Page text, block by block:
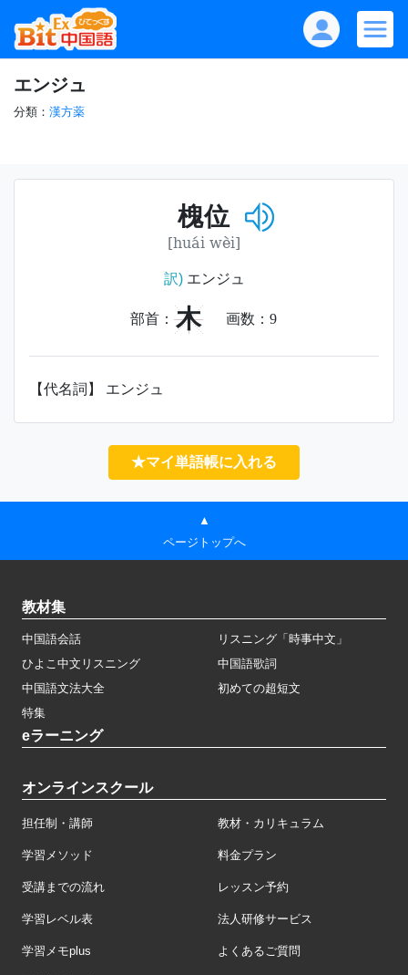
エンジュ
分類： 漢方薬
槐位
[huái wèi]
訳)エンジュ
部首： 木 画数： 9
【代名詞】 エンジュ
★マイ単語帳に入れる
▲
ページトップへ
教材集
中国語会話
リスニング「時事中文」
ひよこ中文リスニング
中国語歌詞
中国語文法大全
初めての超短文
特集
eラーニング
オンラインスクール
担任制・講師 教材・カリキュラム
学習メソッド 料金プラン
受講までの流れ レッスン予約
学習レベル表 法人研修サービス
学習メモplus よくあるご質問